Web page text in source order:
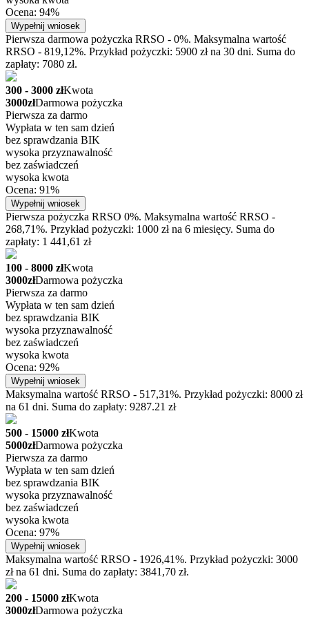
Ocena: 94%
Wypełnij wniosek
Pierwsza darmowa pożyczka RRSO - 0%. Maksymalna wartość
RRSO - 819,12%. Przykład pożyczki: 5900 zł na 30 dni. Suma do
zapłaty: 7080 zł.
300 - 3000 złKwota
3000złDarmowa pożyczka
Pierwsza za darmo
Wypłata w ten sam dzień
bez sprawdzania BIK
wysoka przyznawalność
bez zaświadczeń
wysoka kwota
Ocena: 91%
Wypełnij wniosek
Pierwsza pożyczka RRSO 0%. Maksymalna wartość RRSO -
268,71%. Przykład pożyczki: 1000 zł na 6 miesięcy. Suma do
zapłaty: 1 441,61 zł
100 - 8000 złKwota
3000złDarmowa pożyczka
Pierwsza za darmo
Wypłata w ten sam dzień
bez sprawdzania BIK
wysoka przyznawalność
bez zaświadczeń
wysoka kwota
Ocena: 92%
Wypełnij wniosek
Maksymalna wartość RRSO - 517,31%. Przykład pożyczki: 8000 zł
na 61 dni. Suma do zapłaty: 9287.21 zł
500 - 15000 złKwota
5000złDarmowa pożyczka
Pierwsza za darmo
Wypłata w ten sam dzień
bez sprawdzania BIK
wysoka przyznawalność
bez zaświadczeń
wysoka kwota
Ocena: 97%
Wypełnij wniosek
Maksymalna wartość RRSO - 1926,41%. Przykład pożyczki: 3000
zł na 61 dni. Suma do zapłaty: 3841,70 zł.
200 - 15000 złKwota
3000złDarmowa pożyczka